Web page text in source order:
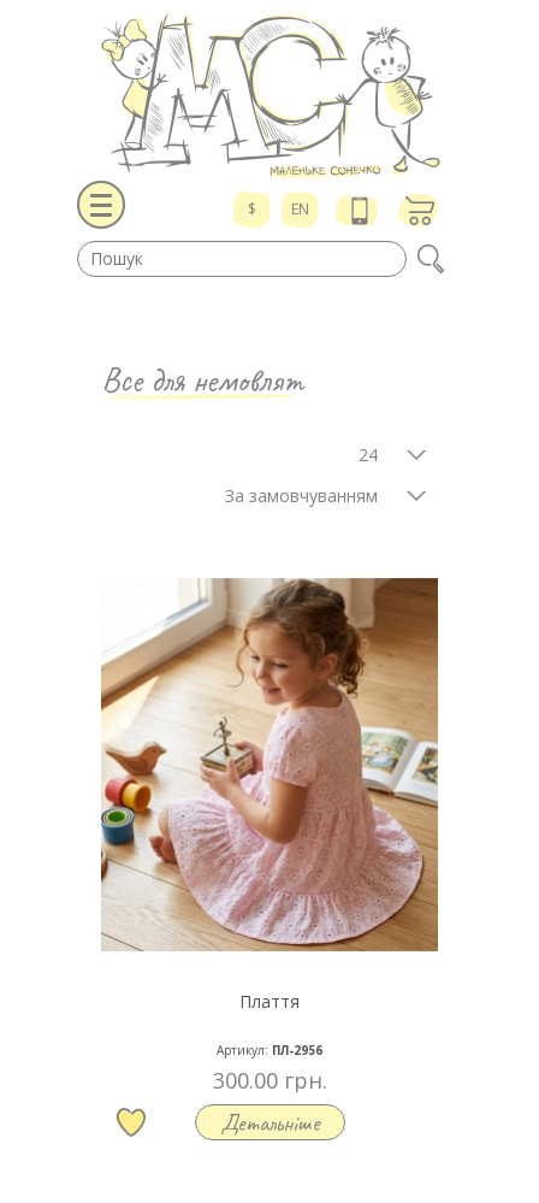
EN
$
Все для немовлят
24
За замовчуванням
Плаття
Артикул: ПЛ-2956
300.00 грн.
Детальніше